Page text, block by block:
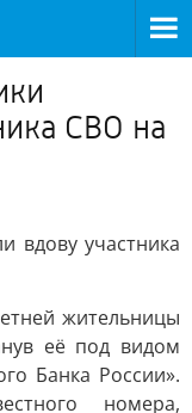
СВО на
вдову участника
жительницы
её под видом
Банка России».
номера,